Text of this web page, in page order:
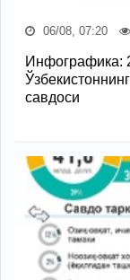
06/08, 07:20
Инфографика:
савдоси